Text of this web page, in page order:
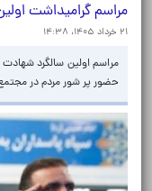
مراسم گرامیداشت اولین
۲۱ خرداد ۱۴۰۵، ۱۴:۳۸
حضور پر شور مردم در